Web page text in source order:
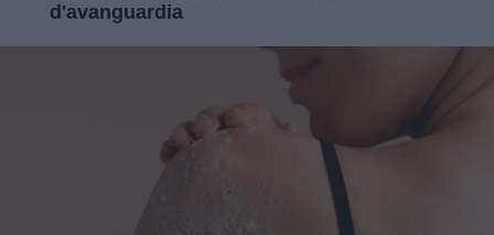
d'avanguardia